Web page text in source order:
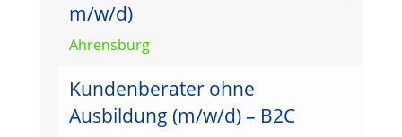
m/w/d)
Ahrensburg
Kundenberater ohne
Ausbildung (m/w/d) – B2C